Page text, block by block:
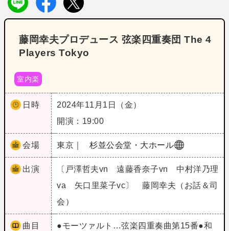
藤岡幸夫プロデュース 弦楽四重奏団 The 4
Players Tokyo
室内楽
日時
2024年11月1日（金）
開演：19:00
会場 東京｜ 杉並公会堂・大ホール
出演
〔戸澤哲夫vn 遠藤香奈子vn 中村洋乃理
va 矢口里菜子vc〕 藤岡幸夫（お話＆司
会）
曲目
●モーツァルト…弦楽四重奏曲第15番●和